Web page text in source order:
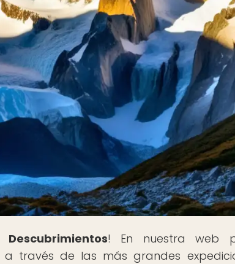
! En nuestra web
través de las más grandes